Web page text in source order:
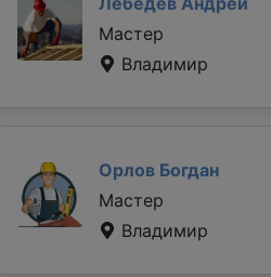
Мастер
Владимир
Орлов Богдан
Мастер
Владимир